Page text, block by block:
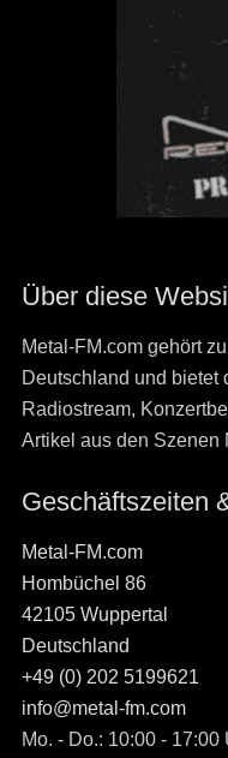
Über diese
Metal-FM.com gehört
Deutschland und bietet
Radiostream,
Artikel aus den Szenen
Geschäftszeiten
Metal-FM.com
Hombüchel 86
42105 Wuppertal
Deutschland
+49 (0) 202 5199621
info@metal-fm.com
Mo. - Do.: 10:00 - 17:00